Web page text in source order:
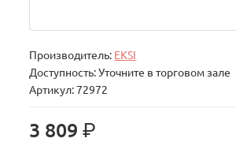
Производитель: EKSI
Доступность: Уточните в торговом зале
Артикул: 72972
3 809р.